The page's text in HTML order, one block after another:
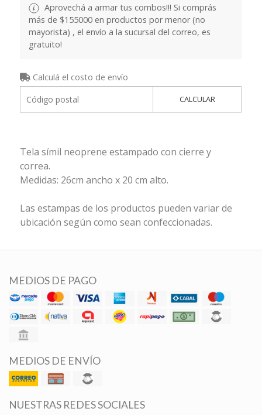
Aprovechá a armar tus combos!!! Si comprás
más de $155000 en productos por menor (no
mayorista) , el envío a la sucursal del correo, es
gratuito!
Calculá el costo de envío
CALCULAR
Tela símil neoprene estampado con cierre y
correa.
Medidas: 26cm ancho x 20 cm alto.
Las estampas de los productos pueden variar de
ubicación según como sean confeccionadas.
MEDIOS DE PAGO
MEDIOS DE ENVÍO
NUESTRAS REDES SOCIALES